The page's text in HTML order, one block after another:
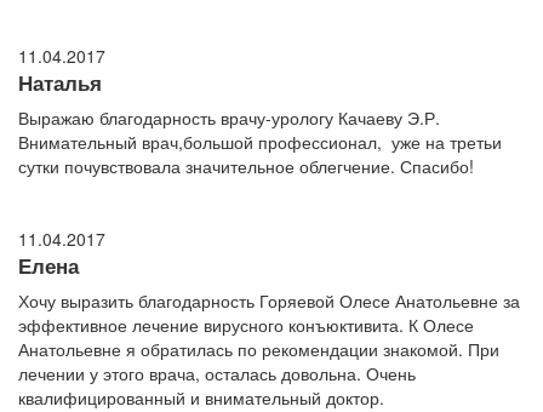
11.04.2017
Наталья
Выражаю благодарность врачу-урологу Качаеву Э.Р.
Внимательный врач,большой профессионал, уже на третьи
сутки почувствовала значительное облегчение. Спасибо!
11.04.2017
Елена
Хочу выразить благодарность Горяевой Олесе Анатольевне за
эффективное лечение вирусного конъюктивита. К Олесе
Анатольевне я обратилась по рекомендации знакомой. При
лечении у этого врача, осталась довольна. Очень
квалифицированный и внимательный доктор.